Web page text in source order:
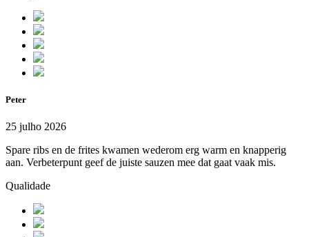
Peter
25 julho 2026
Spare ribs en de frites kwamen wederom erg warm en knapperig
aan. Verbeterpunt geef de juiste sauzen mee dat gaat vaak mis.
Qualidade